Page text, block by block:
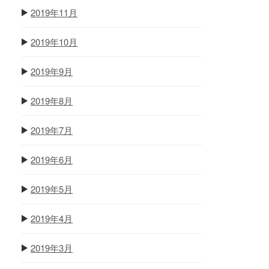
2019年11月
2019年10月
2019年9月
2019年8月
2019年7月
2019年6月
2019年5月
2019年4月
2019年3月